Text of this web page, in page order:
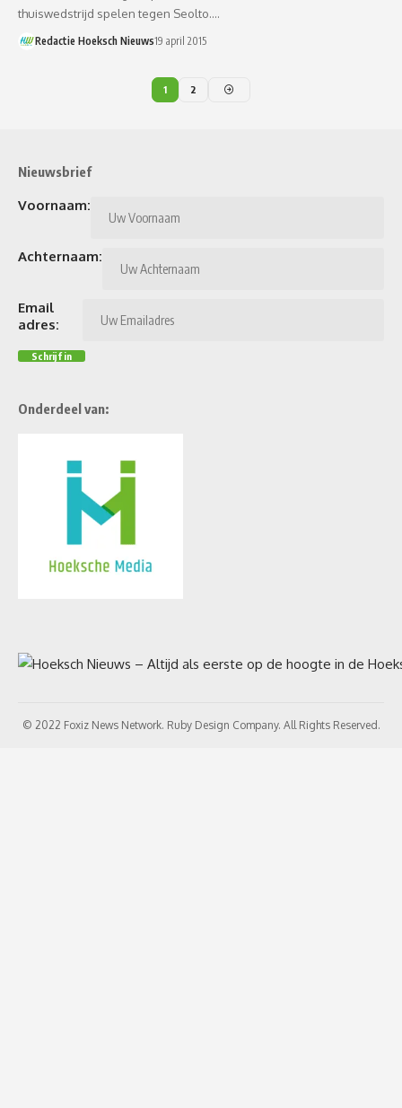
thuiswedstrijd spelen tegen Seolto.…
Redactie Hoeksch Nieuws19 april 2015
1 2
Nieuwsbrief
Voornaam:
Achternaam:
Email
adres:
Onderdeel van:
© 2022 Foxiz News Network. Ruby Design Company. All Rights Reserved.